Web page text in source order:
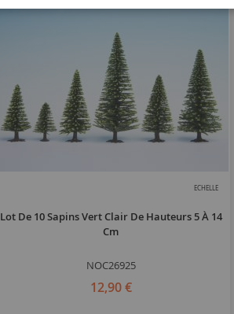
ECHELLE
Lot De 10 Sapins Vert Clair De Hauteurs 5 À 14
Cm
NOC26925
12,90 €